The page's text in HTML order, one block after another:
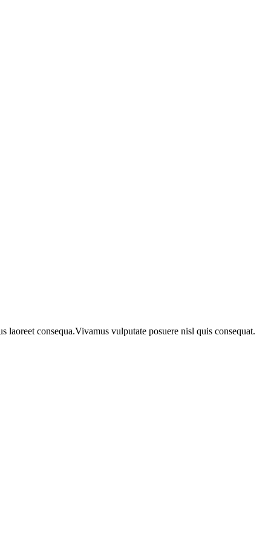
consequa.Vivamus vulputate posuere nisl quis consequat.